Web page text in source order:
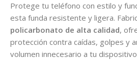
Protege tu teléfono con estilo y
esta funda resistente y ligera.
policarbonato de alta calidad,
protección contra caídas, golpes y
volumen innecesario a tu